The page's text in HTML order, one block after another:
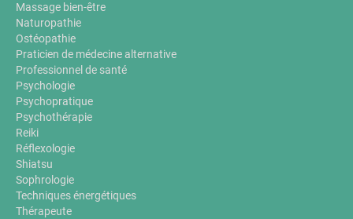
Massage bien-être
Naturopathie
Ostéopathie
Praticien de médecine alternative
Professionnel de santé
Psychologie
Psychopratique
Psychothérapie
Reiki
Réflexologie
Shiatsu
Sophrologie
Techniques énergétiques
Thérapeute